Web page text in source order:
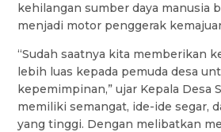
kehilangan sumber daya manusia
menjadi motor penggerak
“Sudah saatnya kita memberikan
lebih luas kepada pemuda desa
kepemimpinan,” ujar Kepala Desa
memiliki semangat, ide-ide segar,
yang tinggi. Dengan melibatkan